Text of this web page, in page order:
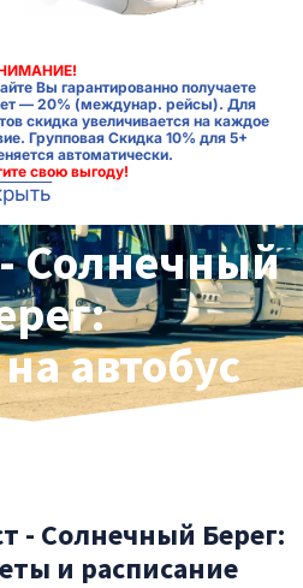
Вы гарантированно получаете
— 20% (междунар. рейсы). Для
скидка увеличивается на каждое
Групповая Скидка 10% для 5+
автоматически.
свою выгоду!
Солнечный
автобус
- Солнечный Берег:
и расписание